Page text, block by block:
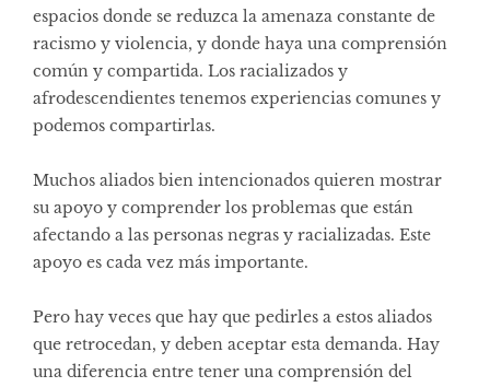
espacios donde se reduzca la amenaza constante de
racismo y violencia, y donde haya una comprensión
común y compartida. Los racializados y
afrodescendientes tenemos experiencias comunes y
podemos compartirlas.
Muchos aliados bien intencionados quieren mostrar
su apoyo y comprender los problemas que están
afectando a las personas negras y racializadas. Este
apoyo es cada vez más importante.
Pero hay veces que hay que pedirles a estos aliados
que retrocedan, y deben aceptar esta demanda. Hay
una diferencia entre tener una comprensión del